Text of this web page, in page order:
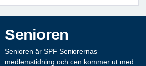
Senioren
Senioren är SPF Seniorernas
medlemstidning och den kommer ut med